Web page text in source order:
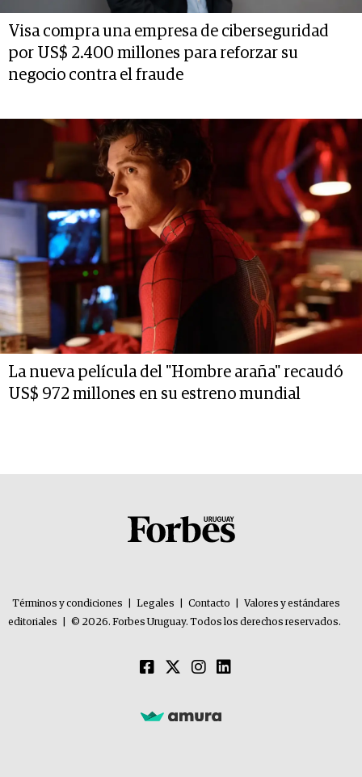
Visa compra una empresa de ciberseguridad
por US$ 2.400 millones para reforzar su
negocio contra el fraude
La nueva película del "Hombre araña" recaudó
US$ 972 millones en su estreno mundial
Términos y condiciones Legales Contacto
Valores y estándares
editoriales
© 2026. Forbes Uruguay. Todos los derechos reservados.